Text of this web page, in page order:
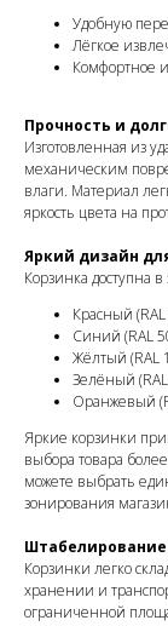
Удобную
Лёгкое
Комфортное
Прочность и
Изготовленная из
механическим
влаги. Материал
яркость цвета на
Яркий дизайн
Корзинка доступна в
Красный
Синий (RAL
Жёлтый (RAL
Зелёный
Оранжевый
Яркие корзинки
выбора товара
можете выбрать
зонирования
Корзинки легко
хранении и
ограниченной